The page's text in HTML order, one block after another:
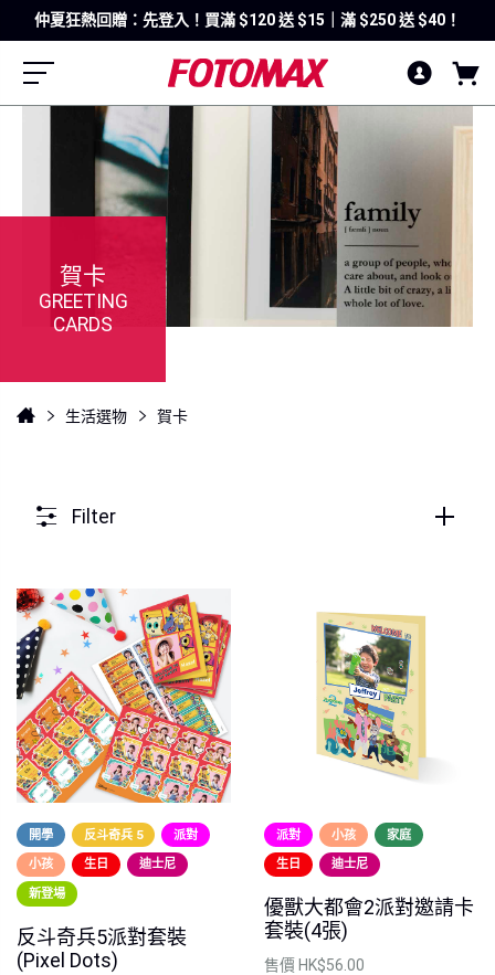
仲夏狂熱回贈：先登入！買滿 $120 送 $15｜滿 $250 送 $40！
賀卡
GREETING
CARDS
生活選物 賀卡
Filter
開學 反斗奇兵 5 派對
小孩 生日 迪士尼
新登場
反斗奇兵5派對套裝
(Pixel Dots)
派對 小孩 家庭
生日 迪士尼
優獸大都會2派對邀請卡
套裝(4張)
售價 HK$56.00